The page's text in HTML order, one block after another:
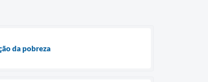
da pobreza